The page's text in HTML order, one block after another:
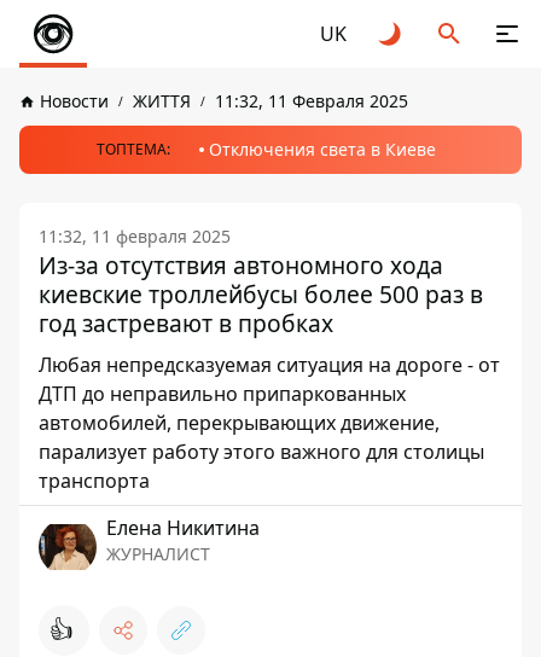
UK
Новости ЖИТТЯ 11:32, 11 Февраля 2025
ТОПТЕМА: Отключения света в Киеве
11:32, 11 февраля 2025
Из-за отсутствия автономного хода
киевские троллейбусы более 500 раз в
год застревают в пробках
Любая непредсказуемая ситуация на дороге - от
ДТП до неправильно припаркованных
автомобилей, перекрывающих движение,
парализует работу этого важного для столицы
транспорта
Елена Никитина
ЖУРНАЛИСТ
👍